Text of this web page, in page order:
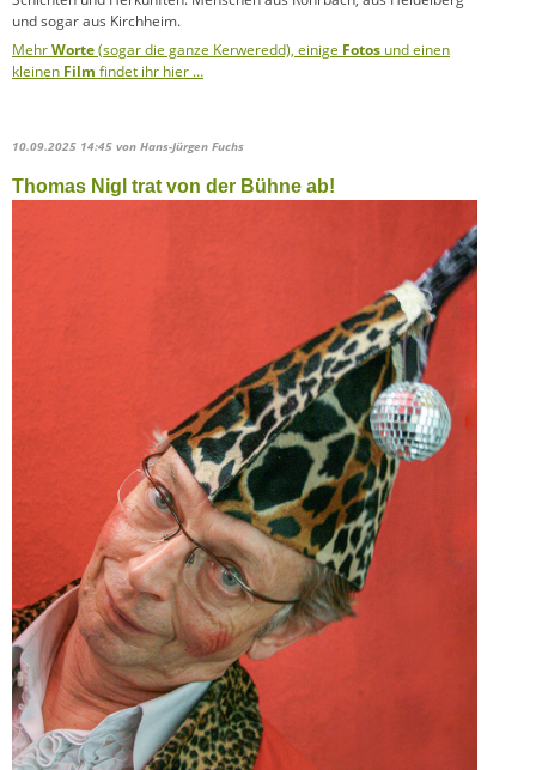
und sogar aus Kirchheim.
MehrWorte(sogar die ganze Kerweredd), einige Fotos und einen
kleinen Film findet ihr hier …
10.09.2025 14:45 von Hans-Jürgen Fuchs
Thomas Nigl trat von der Bühne ab!